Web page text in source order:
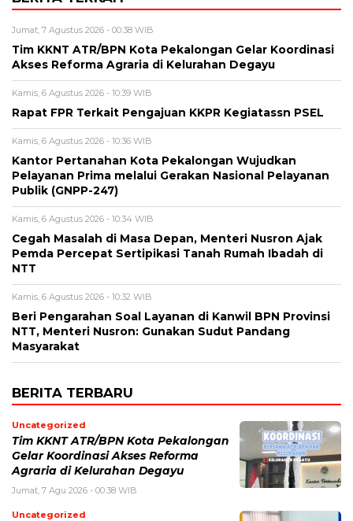
Jumat, 7 Agustus 2026 - 00:38 WIB
Tim KKNT ATR/BPN Kota Pekalongan Gelar Koordinasi
Akses Reforma Agraria di Kelurahan Degayu
Kamis, 6 Agustus 2026 - 10:39 WIB
Rapat FPR Terkait Pengajuan KKPR Kegiatassn PSEL
Kamis, 6 Agustus 2026 - 10:36 WIB
Kantor Pertanahan Kota Pekalongan Wujudkan
Pelayanan Prima melalui Gerakan Nasional Pelayanan
Publik (GNPP-247)
Kamis, 6 Agustus 2026 - 10:34 WIB
Cegah Masalah di Masa Depan, Menteri Nusron Ajak
Pemda Percepat Sertipikasi Tanah Rumah Ibadah di
NTT
Kamis, 6 Agustus 2026 - 10:32 WIB
Beri Pengarahan Soal Layanan di Kanwil BPN Provinsi
NTT, Menteri Nusron: Gunakan Sudut Pandang
Masyarakat
BERITA TERBARU
Uncategorized
Tim KKNT ATR/BPN Kota Pekalongan
Gelar Koordinasi Akses Reforma
Agraria di Kelurahan Degayu
Jumat, 7 Agu 2026 - 00:38 WIB
Uncategorized